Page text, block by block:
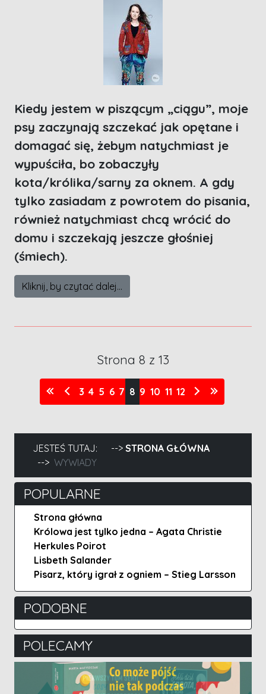
Kiedy jestem w piszącym „ciągu”, moje
psy zaczynają szczekać jak opętane i
domagać się, żebym natychmiast je
wypuściła, bo zobaczyły
kota/królika/sarny za oknem. A gdy
tylko zasiadam z powrotem do pisania,
również natychmiast chcą wrócić do
domu i szczekają jeszcze głośniej
(śmiech).
Kliknij, by czytać dalej...
Strona 8 z 13
3 4 5 6 7 8 9 10 11 12
JESTEŚ TUTAJ:
STRONA GŁÓWNA
WYWIADY
POPULARNE
Strona główna
Królowa jest tylko jedna – Agata Christie
Herkules Poirot
Lisbeth Salander
Pisarz, który igrał z ogniem – Stieg Larsson
PODOBNE
POLECAMY